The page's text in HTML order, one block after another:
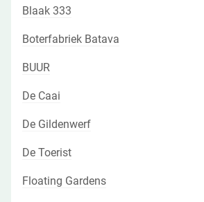
Blaak 333
Boterfabriek Batava
BUUR
De Caai
De Gildenwerf
De Toerist
Floating Gardens